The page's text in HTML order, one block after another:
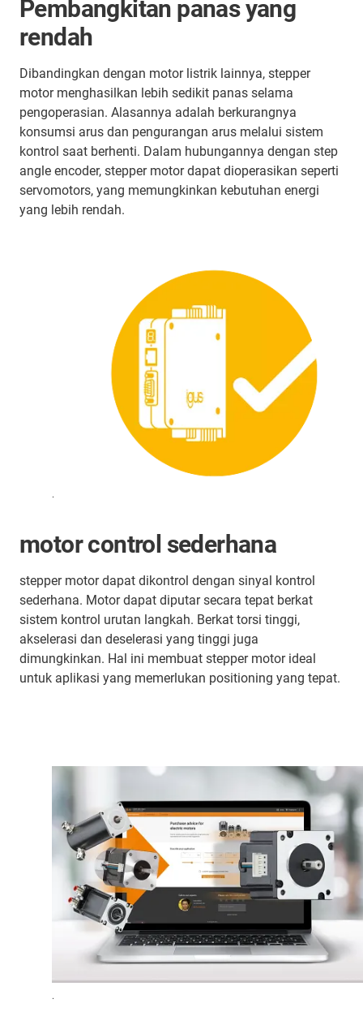
Pembangkitan panas yang
rendah
Dibandingkan dengan motor listrik lainnya, stepper
motor menghasilkan lebih sedikit panas selama
pengoperasian. Alasannya adalah berkurangnya
konsumsi arus dan pengurangan arus melalui sistem
kontrol saat berhenti. Dalam hubungannya dengan step
angle encoder, stepper motor dapat dioperasikan seperti
servomotors, yang memungkinkan kebutuhan energi
yang lebih rendah.
.
motor control sederhana
stepper motor dapat dikontrol dengan sinyal kontrol
sederhana. Motor dapat diputar secara tepat berkat
sistem kontrol urutan langkah. Berkat torsi tinggi,
akselerasi dan deselerasi yang tinggi juga
dimungkinkan. Hal ini membuat stepper motor ideal
untuk aplikasi yang memerlukan positioning yang tepat.
.